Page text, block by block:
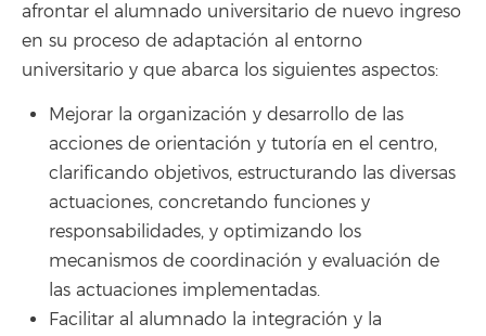
afrontar el alumnado universitario de nuevo ingreso
en su proceso de adaptación al entorno
universitario y que abarca los siguientes aspectos:
Mejorar la organización y desarrollo de las
acciones de orientación y tutoría en el centro,
clarificando objetivos, estructurando las diversas
actuaciones, concretando funciones y
responsabilidades, y optimizando los
mecanismos de coordinación y evaluación de
las actuaciones implementadas.
Facilitar al alumnado la integración y la